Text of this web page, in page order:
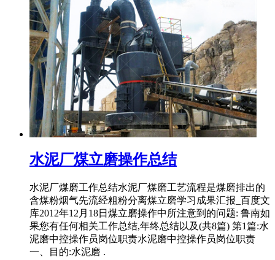
水泥厂煤立磨操作总结
水泥厂煤磨工作总结水泥厂煤磨工艺流程是煤磨排出的
含煤粉烟气先流经粗粉分离煤立磨学习成果汇报_百度文
库2012年12月18日煤立磨操作中所注意到的问题: 鲁南如
果您有任何相关工作总结,年终总结以及(共8篇) 第1篇:水
泥磨中控操作员岗位职责水泥磨中控操作员岗位职责
一、目的:水泥磨 .